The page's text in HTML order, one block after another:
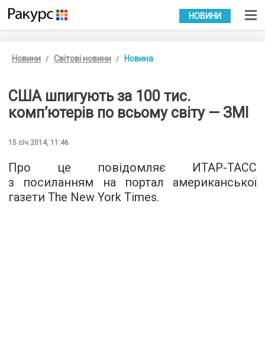
УКР РУС
НОВИНИ
Новини Світові новини Новина
США шпигують за 100 тис.
комп’ютерів по всьому світу — ЗМІ
15 січ 2014, 11:46
Про це повідомляє ИТАР-ТАСС
з посиланням на портал американської
газети The New York Times.